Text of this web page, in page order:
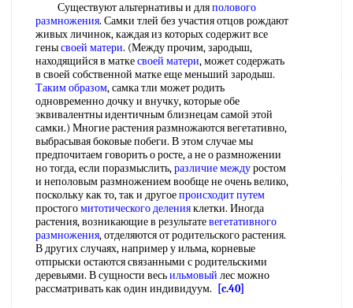
Существуют альтернативы и дляполового
размножения. Самки тлей без участия отцов рождают
живых личинок, каждая из которых содержит все
генысвоей матери. (Между прочим, зародыш,
находящийся в маткесвоей матери, может содержать
в своей собственной матке еще меньший зародыш.
Таким образом, самка тли может родить
одновременно дочку и внучку, которые обе
эквивалентны идентичным близнецам самой этой
самки.) Многие растения размножаются вегетативно,
выбрасывая боковые побеги. В этом случае мы
предпочитаем говорить о росте, а не о размножении
но тогда, если поразмыслить,различие междуростом
и неполовым размножением вообще не очень велико,
поскольку как то, так и другоепроисходит путем
простогомитотического деленияклетки. Иногда
растения, возникающие в результатевегетативного
размножения, отделяются от родительского растения.
В других случаях, например у ильма, корневые
отпрыски остаются связанными с родительскими
деревьями. В сущности весьильмовый лес можно
рассматривать как один индивидуум.
[c.40]